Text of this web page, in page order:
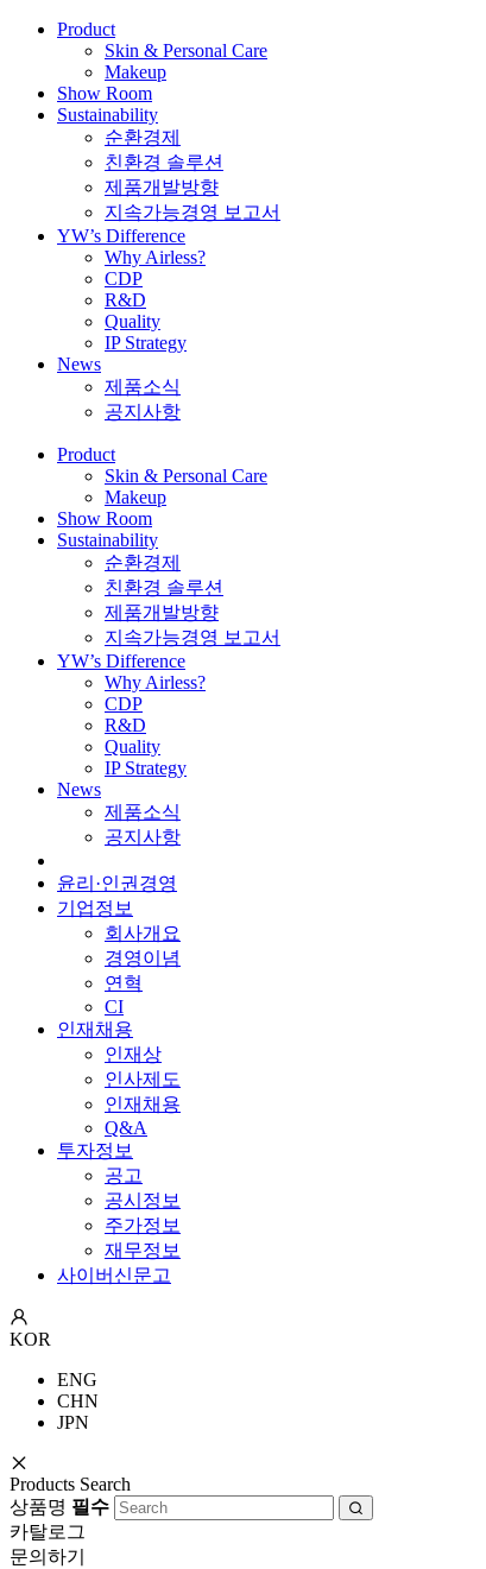
Product
Skin & Personal Care
Makeup
Show Room
Sustainability
순환경제
친환경 솔루션
제품개발방향
지속가능경영 보고서
YW’s Difference
Why Airless?
CDP
R&D
Quality
IP Strategy
News
제품소식
공지사항
Product
Skin & Personal Care
Makeup
Show Room
Sustainability
순환경제
친환경 솔루션
제품개발방향
지속가능경영 보고서
YW’s Difference
Why Airless?
CDP
R&D
Quality
IP Strategy
News
제품소식
공지사항
윤리·인권경영
기업정보
회사개요
경영이념
연혁
CI
인재채용
인재상
인사제도
인재채용
Q&A
투자정보
공고
공시정보
주가정보
재무정보
사이버신문고
KOR
ENG
CHN
JPN
Products Search
상품명 필수
카탈로그
문의하기